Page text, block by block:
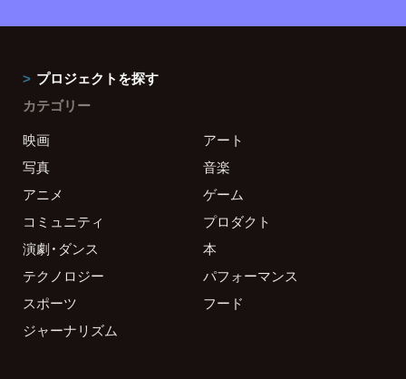
プロジェクトを探す
カテゴリー
映画
アート
写真
音楽
アニメ
ゲーム
コミュニティ
プロダクト
演劇・ダンス
本
テクノロジー
パフォーマンス
スポーツ
フード
ジャーナリズム